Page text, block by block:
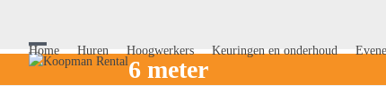
contentHome
Huren Hoogwerkers Keuringen en onderhoud
Open
Close
6 meter